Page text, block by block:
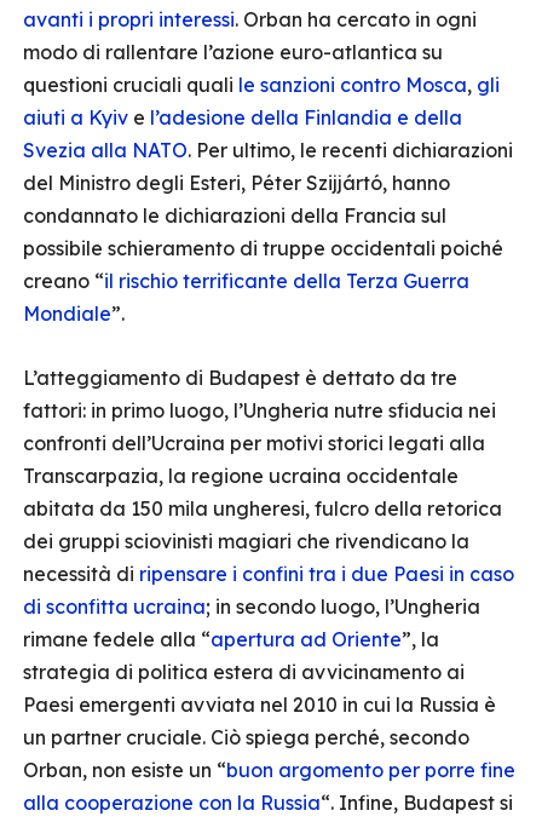
avanti i propri interessi. Orban ha cercato in ogni
modo di rallentare l’azione euro-atlantica su
questioni cruciali quali le sanzioni contro Mosca, gli
aiuti a Kyiv e l’adesione della Finlandia e della
Svezia alla NATO. Per ultimo, le recenti dichiarazioni
del Ministro degli Esteri, Péter Szijjártó, hanno
condannato le dichiarazioni della Francia sul
possibile schieramento di truppe occidentali poiché
creano “il rischio terrificante della Terza Guerra
Mondiale”.
L’atteggiamento di Budapest è dettato da tre
fattori: in primo luogo, l’Ungheria nutre sfiducia nei
confronti dell’Ucraina per motivi storici legati alla
Transcarpazia, la regione ucraina occidentale
abitata da 150 mila ungheresi, fulcro della retorica
dei gruppi sciovinisti magiari che rivendicano la
necessità di ripensare i confini tra i due Paesi in caso
di sconfitta ucraina; in secondo luogo, l’Ungheria
rimane fedele alla “apertura ad Oriente”, la
strategia di politica estera di avvicinamento ai
Paesi emergenti avviata nel 2010 in cui la Russia è
un partner cruciale. Ciò spiega perché, secondo
Orban, non esiste un “buon argomento per porre fine
alla cooperazione con la Russia“. Infine, Budapest si